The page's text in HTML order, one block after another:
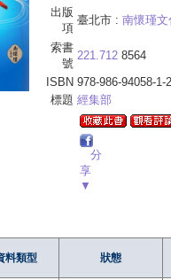
出版
項
臺北市 : 南懷瑾文
索書
號
221.712 8564
ISBN 978-986-94058-1-2
標題 經集部
分
享
▼
料類型 狀態